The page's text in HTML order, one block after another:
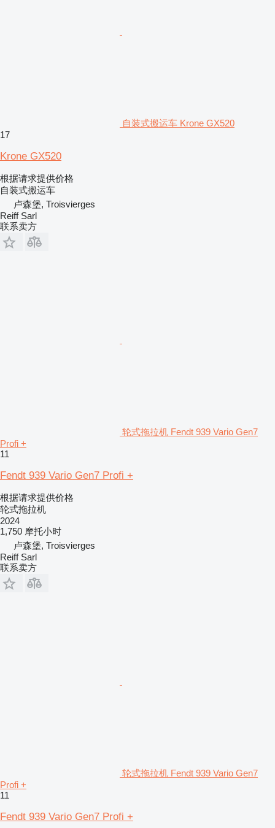
自装式搬运车 Krone GX520
17
Krone GX520
根据请求提供价格
自装式搬运车
卢森堡, Troisvierges
Reiff Sarl
联系卖方
轮式拖拉机 Fendt 939 Vario Gen7
Profi +
11
Fendt 939 Vario Gen7 Profi +
根据请求提供价格
轮式拖拉机
2024
1,750 摩托小时
卢森堡, Troisvierges
Reiff Sarl
联系卖方
轮式拖拉机 Fendt 939 Vario Gen7
Profi +
11
Fendt 939 Vario Gen7 Profi +